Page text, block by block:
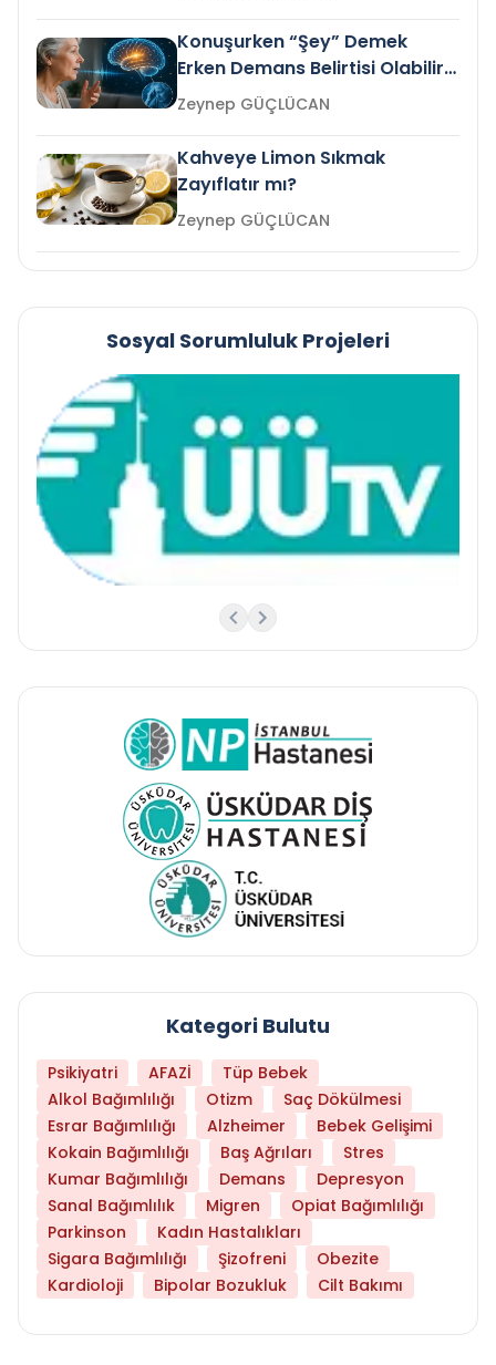
Konuşurken “Şey” Demek
Erken Demans Belirtisi Olabilir
mi?
Zeynep GÜÇLÜCAN
Kahveye Limon Sıkmak
Zayıflatır mı?
Zeynep GÜÇLÜCAN
Sosyal Sorumluluk Projeleri
Kategori Bulutu
Psikiyatri AFAZİ
Tüp Bebek
Alkol Bağımlılığı
Otizm
Saç Dökülmesi
Esrar Bağımlılığı
Alzheimer
Bebek Gelişimi
Kokain Bağımlılığı
Baş Ağrıları
Stres
Kumar Bağımlılığı
Demans
Depresyon
Sanal Bağımlılık
Migren
Opiat Bağımlılığı
Parkinson
Kadın Hastalıkları
Sigara Bağımlılığı
Şizofreni
Obezite
Kardioloji
Bipolar Bozukluk Cilt Bakımı